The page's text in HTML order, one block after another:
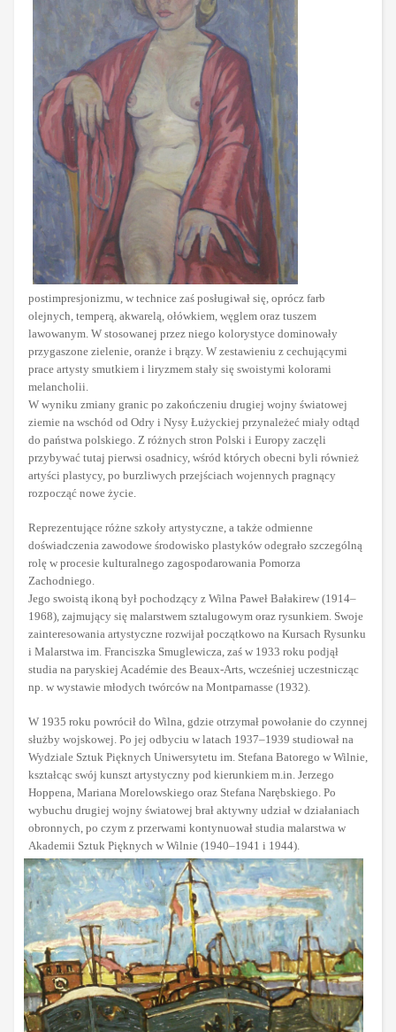
postimpresjonizmu, w technice zaś posługiwał się, oprócz farb
olejnych, temperą, akwarelą, ołówkiem, węglem oraz tuszem
lawowanym. W stosowanej przez niego kolorystyce dominowały
przygaszone zielenie, oranże i brązy. W zestawieniu z cechującymi
prace artysty smutkiem i liryzmem stały się swoistymi kolorami
melancholii.
W wyniku zmiany granic po zakończeniu drugiej wojny światowej
ziemie na wschód od Odry i Nysy Łużyckiej przynależeć miały odtąd
do państwa polskiego. Z różnych stron Polski i Europy zaczęli
przybywać tutaj pierwsi osadnicy, wśród których obecni byli również
artyści plastycy, po burzliwych przejściach wojennych pragnący
rozpocząć nowe życie.
Reprezentujące różne szkoły artystyczne, a także odmienne
doświadczenia zawodowe środowisko plastyków odegrało szczególną
rolę w procesie kulturalnego zagospodarowania Pomorza
Zachodniego.
Jego swoistą ikoną był pochodzący z Wilna Paweł Bałakirew (1914–
1968), zajmujący się malarstwem sztalugowym oraz rysunkiem. Swoje
zainteresowania artystyczne rozwijał początkowo na Kursach Rysunku
i Malarstwa im. Franciszka Smuglewicza, zaś w 1933 roku podjął
studia na paryskiej Académie des Beaux-Arts, wcześniej uczestnicząc
np. w wystawie młodych twórców na Montparnasse (1932).
W 1935 roku powrócił do Wilna, gdzie otrzymał powołanie do czynnej
służby wojskowej. Po jej odbyciu w latach 1937–1939 studiował na
Wydziale Sztuk Pięknych Uniwersytetu im. Stefana Batorego w Wilnie,
kształcąc swój kunszt artystyczny pod kierunkiem m.in. Jerzego
Hoppena, Mariana Morelowskiego oraz Stefana Narębskiego. Po
wybuchu drugiej wojny światowej brał aktywny udział w działaniach
obronnych, po czym z przerwami kontynuował studia malarstwa w
Akademii Sztuk Pięknych w Wilnie (1940–1941 i 1944).